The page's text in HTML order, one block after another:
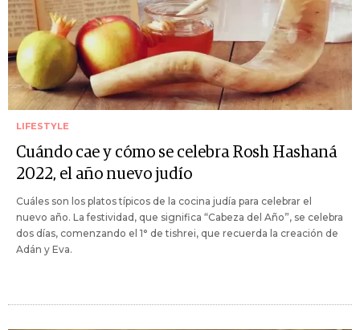
LIFESTYLE
Cuándo cae y cómo se celebra Rosh Hashaná
2022, el año nuevo judío
Cuáles son los platos típicos de la cocina judía para celebrar el
nuevo año. La festividad, que significa “Cabeza del Año”, se celebra
dos días, comenzando el 1° de tishrei, que recuerda la creación de
Adán y Eva.